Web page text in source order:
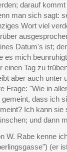
darauf
man sich sagt:
Wort viel
Datum's ist;
es mich
einen Tag zu
aber auch unter
Frage: "Wie in
gemeint, dass ich
Ich kann sie
und dann
W. Rabe kenne
(er